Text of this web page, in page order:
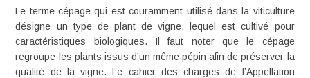
Le termecépage qui est couramment utilisé dans la viticulture
désigne un type de plant de vigne, lequel est cultivé pour
caractéristiques biologiques. Il faut noter que le cépage
regroupe les plants issus d’un même pépin afin de préserver la
qualité de la vigne. Le cahier des charges de l’Appellation